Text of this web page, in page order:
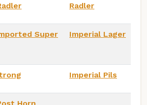
Radler
Super
Imperial Lager
Imperial Pils